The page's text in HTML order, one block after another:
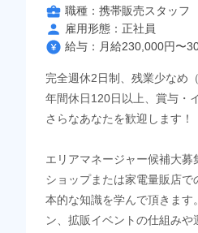
職種：携帯販売スタッフ
雇用形態：正社員
給与：月給230,000円〜
完全週休2日制、残業少なめ
年間休日120日以上、賞与・
さらなあなたを歓迎します！
エリアマネージャー候補大募
ショップまたは家電量販店
本的な知識を学んで頂きます
ン、拡販イベントの仕組みや